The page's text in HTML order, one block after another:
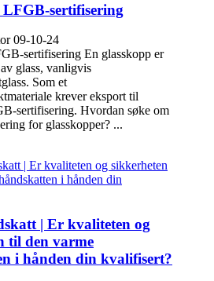
LFGB-sertifisering
09-10-24
sertifisering En glasskopp er
glass, vanligvis
Som et
krever eksport til
sertifisering. Hvordan søke om
for glasskopper? ...
| Er kvaliteten og
til den varme
i hånden din kvalifisert?